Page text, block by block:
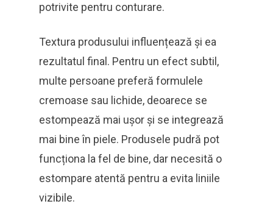
potrivite pentru conturare.
Textura produsului influențează și ea
rezultatul final. Pentru un efect subtil,
multe persoane preferă formulele
cremoase sau lichide, deoarece se
estompează mai ușor și se integrează
mai bine în piele. Produsele pudră pot
funcționa la fel de bine, dar necesită o
estompare atentă pentru a evita liniile
vizibile.